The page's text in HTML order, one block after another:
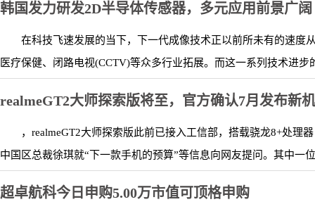
韩国发力研发2D半导体传感器，多元应用前景广阔
在科技飞速发展的当下，下一代成像技术正以前所未有的速度
医疗保健、闭路电视(CCTV)等众多行业拓展。而这一系列技术进
realmeGT2大师探索版将至，官方确认7月发布新
，realmeGT2大师探索版此前已接入工信部，搭载骁龙8+处理
中国区总裁徐琪就“下一款手机的预算”等信息向网友提问。其中一
超卓航科今日申购5.00万市值可顶格申购